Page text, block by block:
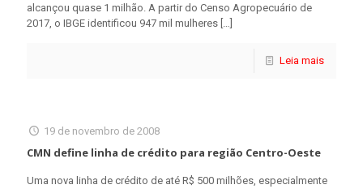
alcançou quase 1 milhão. A partir do Censo Agropecuário de
2017, o IBGE identificou 947 mil mulheres […]
Leia mais
19 de novembro de 2008
CMN define linha de crédito para região Centro-Oeste
Uma nova linha de crédito de até R$ 500 milhões, especialmente